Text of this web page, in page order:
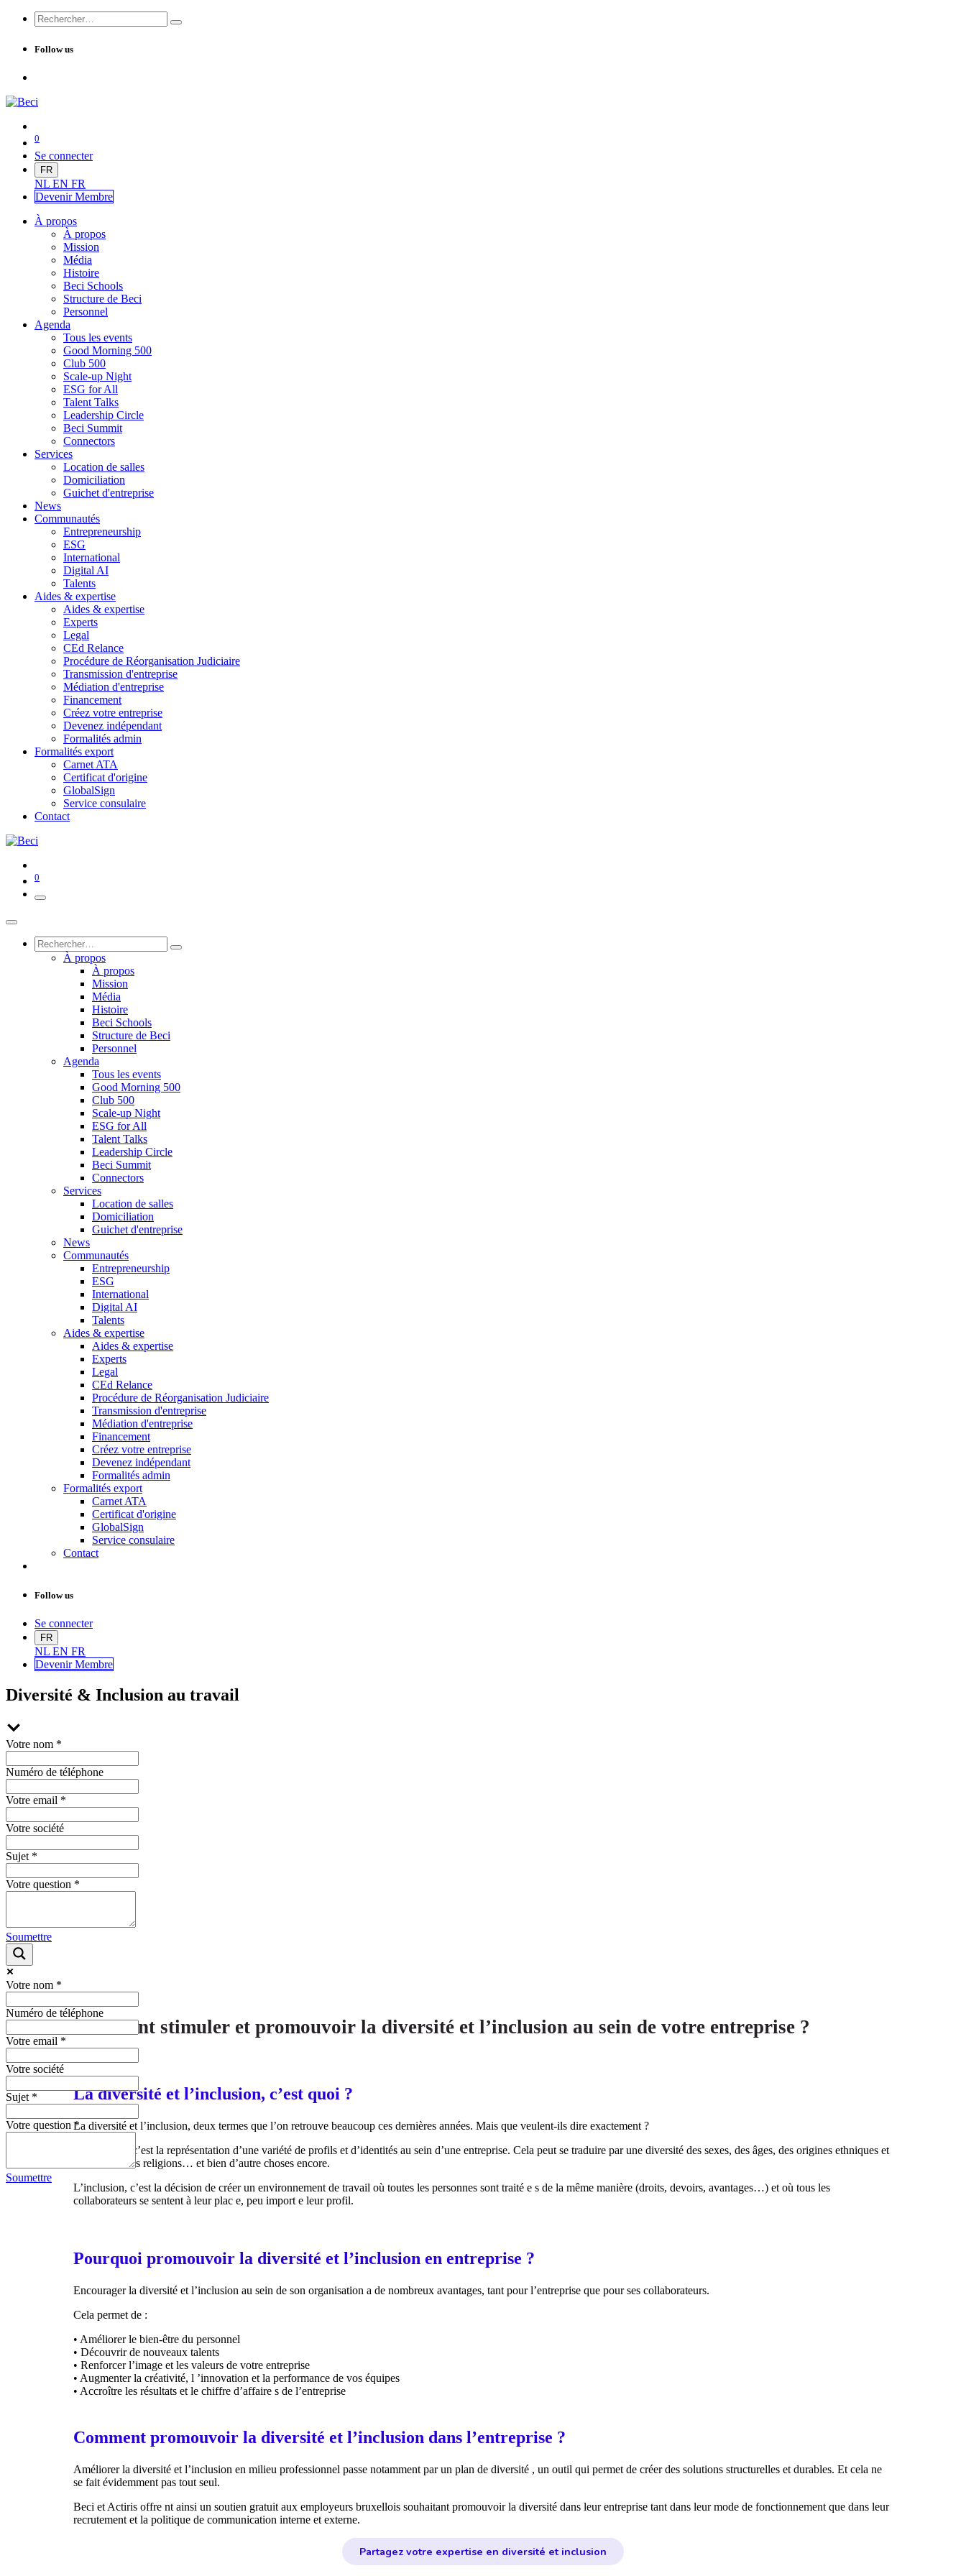
Follow us
0
Se connecter
FR
NL EN FR
Devenir Membre
À propos
À propos
Mission
Média
Histoire
Beci Schools
Structure de Beci
Personnel
Agenda
Tous les events
Good Morning 500
Club 500
Scale-up Night
ESG for All
Talent Talks
Leadership Circle
Beci Summit
Connectors
Services
Location de salles
Domiciliation
Guichet d'entreprise
News
Communautés
Entrepreneurship
ESG
International
Digital AI
Talents
Aides & expertise
Aides & expertise
Experts
Legal
CEd Relance
Procédure de Réorganisation Judiciaire
Transmission d'entreprise
Médiation d'entreprise
Financement
Créez votre entreprise
Devenez indépendant
Formalités admin
Formalités export
Carnet ATA
Certificat d'origine
GlobalSign
Service consulaire
Contact
0
À propos
À propos
Mission
Média
Histoire
Beci Schools
Structure de Beci
Personnel
Agenda
Tous les events
Good Morning 500
Club 500
Scale-up Night
ESG for All
Talent Talks
Leadership Circle
Beci Summit
Connectors
Services
Location de salles
Domiciliation
Guichet d'entreprise
News
Communautés
Entrepreneurship
ESG
International
Digital AI
Talents
Aides & expertise
Aides & expertise
Experts
Legal
CEd Relance
Procédure de Réorganisation Judiciaire
Transmission d'entreprise
Médiation d'entreprise
Financement
Créez votre entreprise
Devenez indépendant
Formalités admin
Formalités export
Carnet ATA
Certificat d'origine
GlobalSign
Service consulaire
Contact
Follow us
Se connecter
FR
NL EN FR
Devenir Membre
Diversité & Inclusion au travail
Votre nom *
Numéro de téléphone
Votre email *
Votre société
Sujet *
Votre question *
Soumettre
Votre nom *
Numéro de téléphone
Votre email *
Votre société
Sujet *
Votre question *
Soumettre
Comment stimuler et promouvoir la diversité et l’inclusion au sein de votre entreprise ?
La diversité et l’inclusion, c’est quoi ?
La diversité et l’inclusion, deux termes que l’on retrouve beaucoup ces dernières années. Mais que veulent-ils dire exactement ?
La diversité, c’est la représentation d’une variété de profils et d’identités au sein d’une entreprise. Cela peut se traduire par une diversité des sexes, des âges, des origines ethniques et
culturelles, des religions… et bien d’autre choses encore.
L’inclusion, c’est la décision de créer un environnement de travail où toutes les personnes sont traité e s de la même manière (droits, devoirs, avantages…) et où tous les
collaborateurs se sentent à leur plac e, peu import e leur profil.
Pourquoi promouvoir la diversité et l’inclusion en entreprise ?
Encourager la diversité et l’inclusion au sein de son organisation a de nombreux avantages, tant pour l’entreprise que pour ses collaborateurs.
Cela permet de :
• Améliorer le bien-être du personnel
• Découvrir de nouveaux talents
• Renforcer l’image et les valeurs de votre entreprise
• Augmenter la créativité, l ’innovation et la performance de vos équipes
• Accroître les résultats et le chiffre d’affaire s de l’entreprise
Comment promouvoir la diversité et l’inclusion dans l’entreprise ?
Améliorer la diversité et l’inclusion en milieu professionnel passe notamment par un plan de diversité , un outil qui permet de créer des solutions structurelles et durables. Et cela ne
se fait évidemment pas tout seul.
Beci et Actiris offre nt ainsi un soutien gratuit aux employeurs bruxellois souhaitant promouvoir la diversité dans leur entreprise tant dans leur mode de fonctionnement que dans leur
recrutement et la politique de communication interne et externe.
Partagez votre expertise en diversité et inclusion